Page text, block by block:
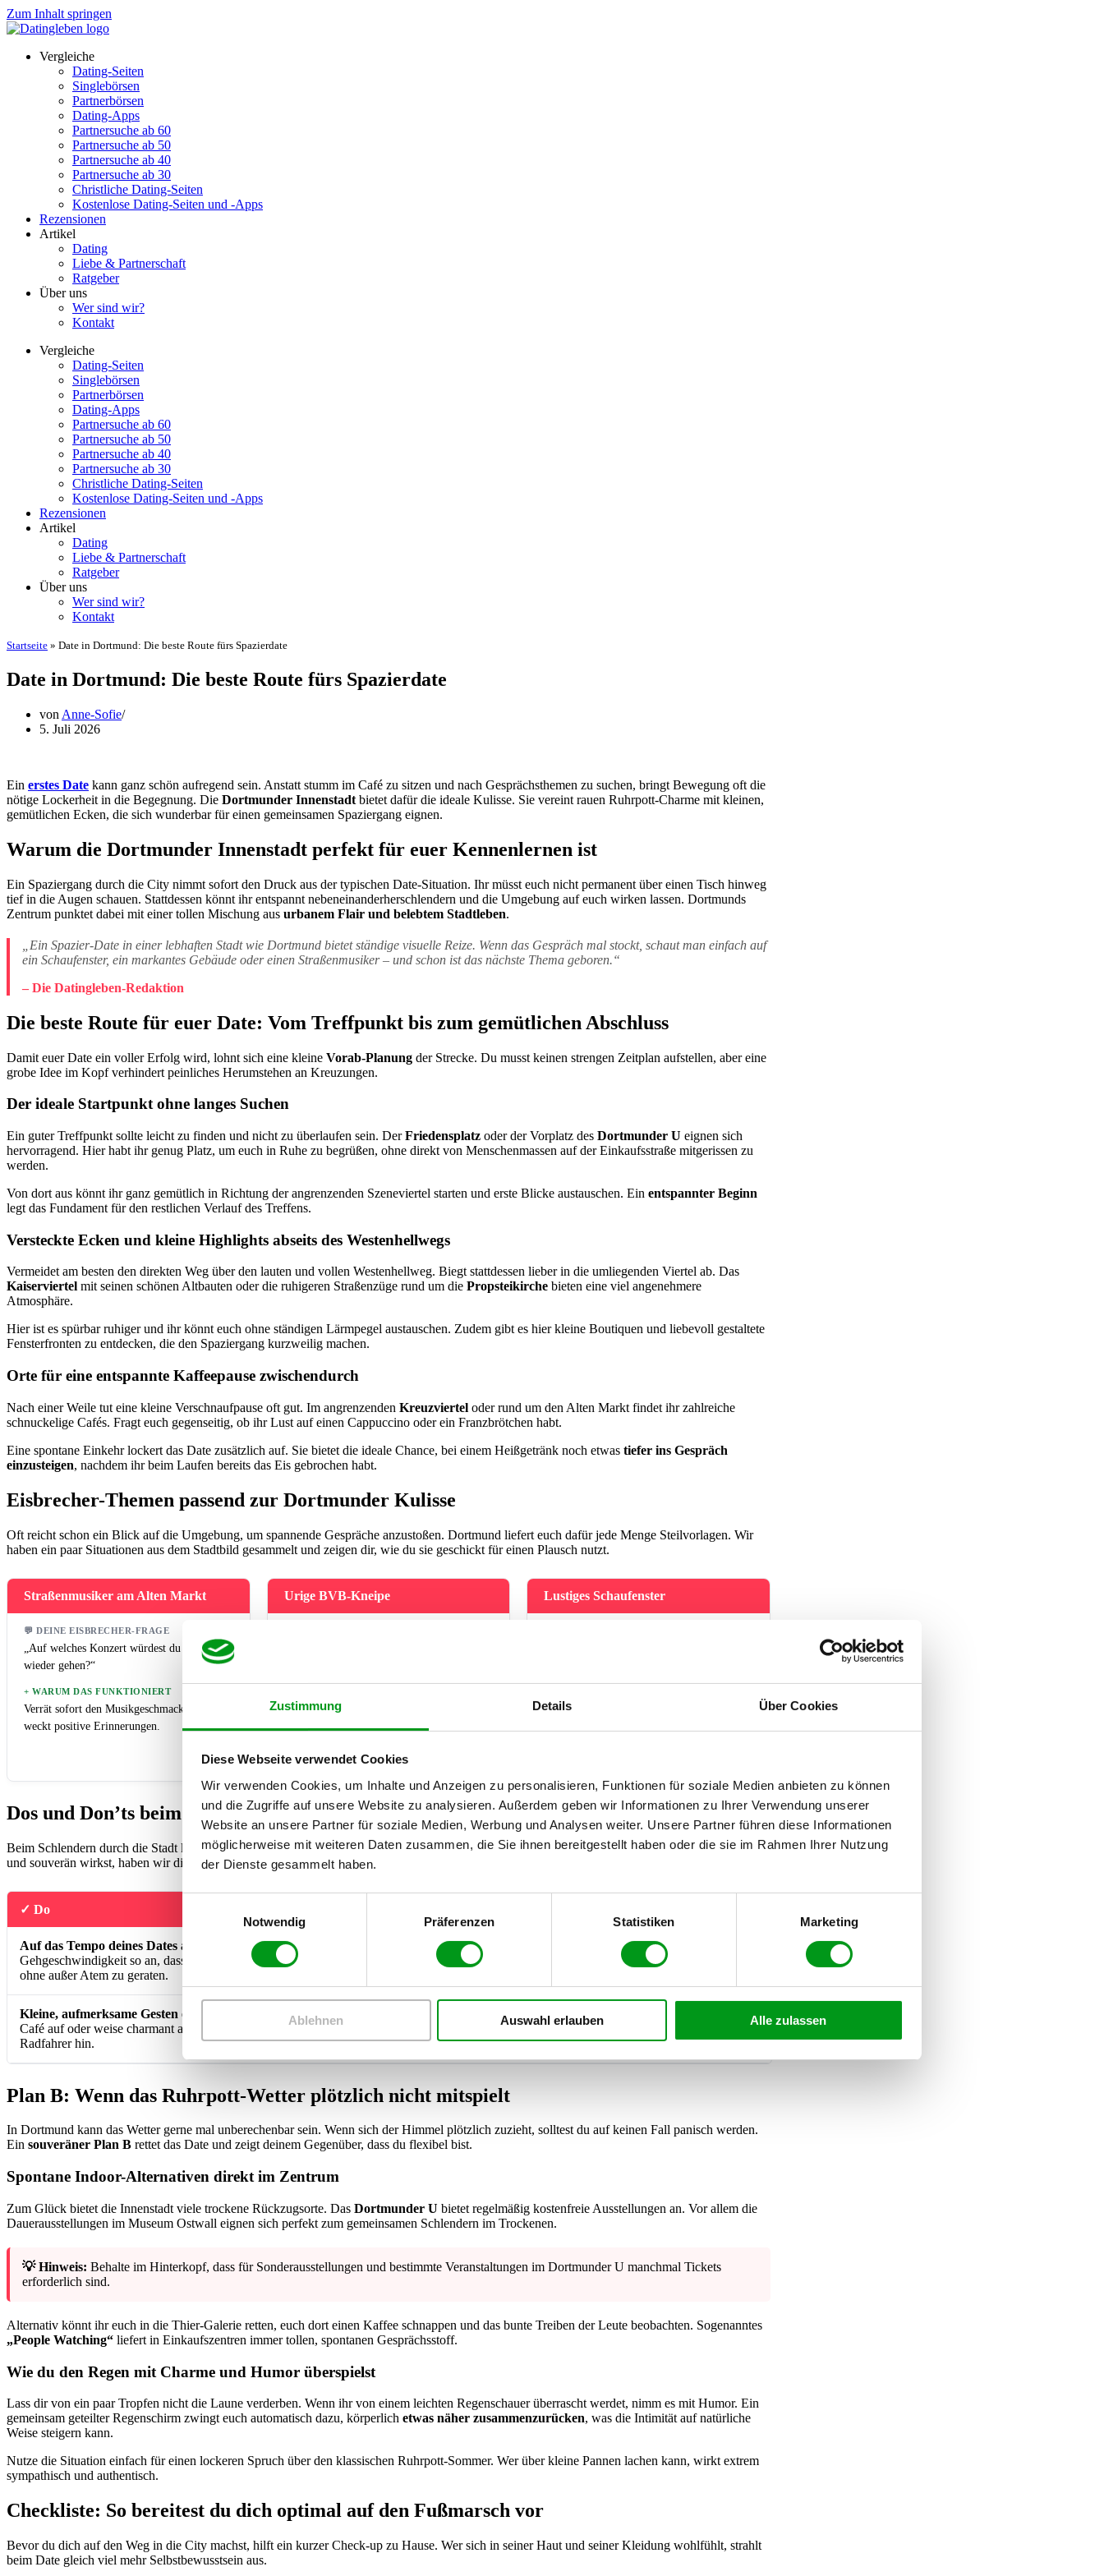
Zustimmung Details Über Cookies
Diese Webseite verwendet Cookies
Wir verwenden Cookies, um Inhalte und Anzeigen zu personalisieren, Funktionen für soziale Medien anbieten zu können
und die Zugriffe auf unsere Website zu analysieren. Außerdem geben wir Informationen zu Ihrer Verwendung unserer
Website an unsere Partner für soziale Medien, Werbung und Analysen weiter. Unsere Partner führen diese Informationen
möglicherweise mit weiteren Daten zusammen, die Sie ihnen bereitgestellt haben oder die sie im Rahmen Ihrer Nutzung
der Dienste gesammelt haben.
Notwendig
Präferenzen Statistiken Marketing
Ablehnen Auswahl erlauben Alle zulassen
Zum Inhalt springen
Vergleiche
Dating-Seiten
Singlebörsen
Partnerbörsen
Dating-Apps
Partnersuche ab 60
Partnersuche ab 50
Partnersuche ab 40
Partnersuche ab 30
Christliche Dating-Seiten
Kostenlose Dating-Seiten und -Apps
Rezensionen
Artikel
Dating
Liebe & Partnerschaft
Ratgeber
Über uns
Wer sind wir?
Kontakt
Vergleiche
Dating-Seiten
Singlebörsen
Partnerbörsen
Dating-Apps
Partnersuche ab 60
Partnersuche ab 50
Partnersuche ab 40
Partnersuche ab 30
Christliche Dating-Seiten
Kostenlose Dating-Seiten und -Apps
Rezensionen
Artikel
Dating
Liebe & Partnerschaft
Ratgeber
Über uns
Wer sind wir?
Kontakt
Startseite » Date in Dortmund: Die beste Route fürs Spazierdate
Date in Dortmund: Die beste Route fürs Spazierdate
von Anne-Sofie
5. Juli 2026
Ein erstes Date kann ganz schön aufregend sein. Anstatt stumm im Café zu sitzen und nach Gesprächsthemen zu suchen, bringt Bewegung oft die
nötige Lockerheit in die Begegnung. Die Dortmunder Innenstadt bietet dafür die ideale Kulisse. Sie vereint rauen Ruhrpott-Charme mit kleinen,
gemütlichen Ecken, die sich wunderbar für einen gemeinsamen Spaziergang eignen.
Warum die Dortmunder Innenstadt perfekt für euer Kennenlernen ist
Ein Spaziergang durch die City nimmt sofort den Druck aus der typischen Date-Situation. Ihr müsst euch nicht permanent über einen Tisch hinweg
tief in die Augen schauen. Stattdessen könnt ihr entspannt nebeneinanderherschlendern und die Umgebung auf euch wirken lassen. Dortmunds
Zentrum punktet dabei mit einer tollen Mischung aus urbanem Flair und belebtem Stadtleben.
„Ein Spazier-Date in einer lebhaften Stadt wie Dortmund bietet ständige visuelle Reize. Wenn das Gespräch mal stockt, schaut man einfach auf
ein Schaufenster, ein markantes Gebäude oder einen Straßenmusiker – und schon ist das nächste Thema geboren.“
– Die Datingleben-Redaktion
Die beste Route für euer Date: Vom Treffpunkt bis zum gemütlichen Abschluss
Damit euer Date ein voller Erfolg wird, lohnt sich eine kleine Vorab-Planung der Strecke. Du musst keinen strengen Zeitplan aufstellen, aber eine
grobe Idee im Kopf verhindert peinliches Herumstehen an Kreuzungen.
Der ideale Startpunkt ohne langes Suchen
Ein guter Treffpunkt sollte leicht zu finden und nicht zu überlaufen sein. DerFriedensplatz oder der Vorplatz des Dortmunder U eignen sich
hervorragend. Hier habt ihr genug Platz, um euch in Ruhe zu begrüßen, ohne direkt von Menschenmassen auf der Einkaufsstraße mitgerissen zu
werden.
Von dort aus könnt ihr ganz gemütlich in Richtung der angrenzenden Szeneviertel starten und erste Blicke austauschen. Ein entspannter Beginn
legt das Fundament für den restlichen Verlauf des Treffens.
Versteckte Ecken und kleine Highlights abseits des Westenhellwegs
Vermeidet am besten den direkten Weg über den lauten und vollen Westenhellweg. Biegt stattdessen lieber in die umliegenden Viertel ab. Das
Kaiserviertel mit seinen schönen Altbauten oder die ruhigeren Straßenzüge rund um die Propsteikirche bieten eine viel angenehmere
Atmosphäre.
Hier ist es spürbar ruhiger und ihr könnt euch ohne ständigen Lärmpegel austauschen. Zudem gibt es hier kleine Boutiquen und liebevoll gestaltete
Fensterfronten zu entdecken, die den Spaziergang kurzweilig machen.
Orte für eine entspannte Kaffeepause zwischendurch
Nach einer Weile tut eine kleine Verschnaufpause oft gut. Im angrenzenden Kreuzviertel oder rund um den Alten Markt findet ihr zahlreiche
schnuckelige Cafés. Fragt euch gegenseitig, ob ihr Lust auf einen Cappuccino oder ein Franzbrötchen habt.
Eine spontane Einkehr lockert das Date zusätzlich auf. Sie bietet die ideale Chance, bei einem Heißgetränk noch etwas tiefer ins Gespräch
einzusteigen, nachdem ihr beim Laufen bereits das Eis gebrochen habt.
Eisbrecher-Themen passend zur Dortmunder Kulisse
Oft reicht schon ein Blick auf die Umgebung, um spannende Gespräche anzustoßen. Dortmund liefert euch dafür jede Menge Steilvorlagen. Wir
haben ein paar Situationen aus dem Stadtbild gesammelt und zeigen dir, wie du sie geschickt für einen Plausch nutzt.
Straßenmusiker am Alten Markt
💬 DEINE EISBRECHER-FRAGE
„Auf welches Konzert würdest du gerne mal
wieder gehen?“
+ WARUM DAS FUNKTIONIERT
Verrät sofort den Musikgeschmack und
weckt positive Erinnerungen.
Urige BVB-Kneipe
Klärt auf lockere Art generelle Interessen
und den bevorzugten Lebensstil.
Lustiges Schaufenster
wäre es?“
+ WARUM DAS FUNKTIONIERT
Dos und Don’ts beim Spazierdate in der City
Beim Schlendern durch die Stadt kann man eigentlich nicht viel falsch machen – ein paar Stolperfallen gibt es aber dennoch. Damit du entspannt
und souverän wirkst, haben wir die wichtigsten Verhaltensregeln für dich zusammengefasst.
✓ Do
Auf das Tempo deines Dates achten.
Passt eure
Gehgeschwindigkeit so an, dass ihr entspannt reden könnt,
ohne außer Atem zu geraten.
Ständig aufs Handy schauen.
Selbst wenn du auf die Uhr oder den
Stadtplan gucken willst, kommuniziere das kurz. Sonst wirkt es schnell so,
Kleine, aufmerksame Gesten einbauen.
Halte die Tür zum
Café auf oder weise charmant auf einen herannahenden
Radfahrer hin.
Zu weite Strecken planen. Ihr lauft keinen Marathon. Nach ein bis zwei
Stunden sollte ein gemütliches Ende oder eine Bar in Sicht sein.
Plan B: Wenn das Ruhrpott-Wetter plötzlich nicht mitspielt
In Dortmund kann das Wetter gerne mal unberechenbar sein. Wenn sich der Himmel plötzlich zuzieht, solltest du auf keinen Fall panisch werden.
Ein souveräner Plan B rettet das Date und zeigt deinem Gegenüber, dass du flexibel bist.
Spontane Indoor-Alternativen direkt im Zentrum
Zum Glück bietet die Innenstadt viele trockene Rückzugsorte. Das Dortmunder U bietet regelmäßig kostenfreie Ausstellungen an. Vor allem die
Dauerausstellungen im Museum Ostwall eignen sich perfekt zum gemeinsamen Schlendern im Trockenen.
💡 Hinweis: Behalte im Hinterkopf, dass für Sonderausstellungen und bestimmte Veranstaltungen im Dortmunder U manchmal Tickets
erforderlich sind.
Alternativ könnt ihr euch in die Thier-Galerie retten, euch dort einen Kaffee schnappen und das bunte Treiben der Leute beobachten. Sogenanntes
„People Watching“ liefert in Einkaufszentren immer tollen, spontanen Gesprächsstoff.
Wie du den Regen mit Charme und Humor überspielst
Lass dir von ein paar Tropfen nicht die Laune verderben. Wenn ihr von einem leichten Regenschauer überrascht werdet, nimm es mit Humor. Ein
gemeinsam geteilter Regenschirm zwingt euch automatisch dazu, körperlich etwas näher zusammenzurücken, was die Intimität auf natürliche
Weise steigern kann.
Nutze die Situation einfach für einen lockeren Spruch über den klassischen Ruhrpott-Sommer. Wer über kleine Pannen lachen kann, wirkt extrem
sympathisch und authentisch.
Checkliste: So bereitest du dich optimal auf den Fußmarsch vor
Bevor du dich auf den Weg in die City machst, hilft ein kurzer Check-up zu Hause. Wer sich in seiner Haut und seiner Kleidung wohlfühlt, strahlt
beim Date gleich viel mehr Selbstbewusstsein aus.